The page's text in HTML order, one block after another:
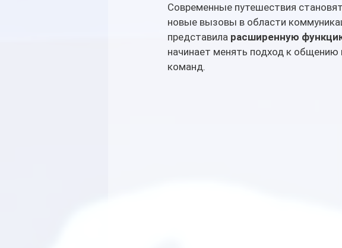
Современные путешествия
новые вызовы в области
представила расширенную
начинает менять подход к
команд.